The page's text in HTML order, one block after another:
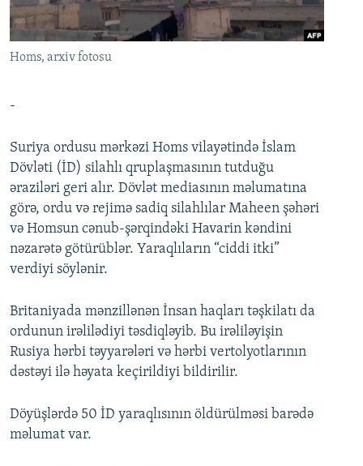
İNFOQRAFIKA
KARIKATURA
AZƏRBAYCAN ƏDƏBIYYATI KITABXANASI
İSLAM VƏ DEMOKRATIYA
MISSIYAMIZ
PEŞƏ ETIKASI VƏ JURNALISTIKA STANDARTLARIMIZ
XƏBƏR BÜLLETENLƏRIMIZ
BIZI IZLƏ
Homs, arxiv fotosu
-
Suriya ordusu mərkəzi Homs vilayətində İslam
Dövləti (İD) silahlı qruplaşmasının tutduğu
əraziləri geri alır. Dövlət mediasının məlumatına
görə, ordu və rejimə sadiq silahlılar Maheen şəhəri
və Homsun cənub-şərqindəki Havarin kəndini
nəzarətə götürüblər. Yaraqlıların “ciddi itki”
verdiyi söylənir.
Britaniyada mənzillənən İnsan haqları təşkilatı da
ordunun irəlilədiyi təsdiqləyib. Bu irəliləyişin
Rusiya hərbi təyyarələri və hərbi vertolyotlarının
dəstəyi ilə həyata keçirildiyi bildirilir.
Döyüşlərdə 50 İD yaraqlısının öldürülməsi barədə
məlumat var.